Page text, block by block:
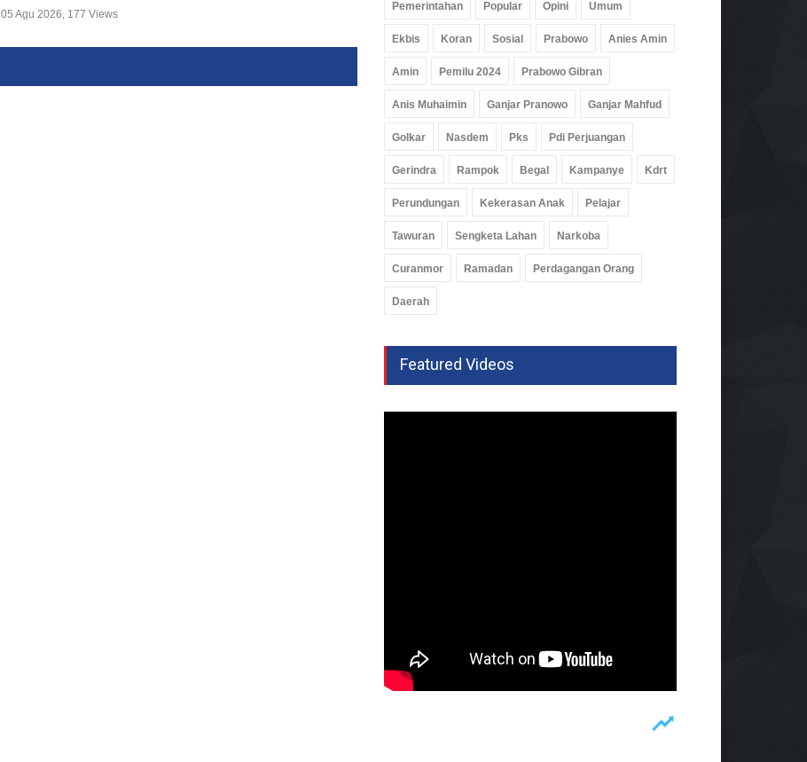
05 Agu 2026, 177 Views
Pemerintahan Popular Opini Umum
Ekbis Koran Sosial Prabowo Anies Amin
Amin Pemilu 2024 Prabowo Gibran
Anis Muhaimin Ganjar Pranowo Ganjar Mahfud
Golkar Nasdem Pks Pdi Perjuangan
Gerindra Rampok Begal Kampanye Kdrt
Perundungan Kekerasan Anak Pelajar
Tawuran Sengketa Lahan Narkoba
Curanmor Ramadan Perdagangan Orang
Daerah
Featured Videos